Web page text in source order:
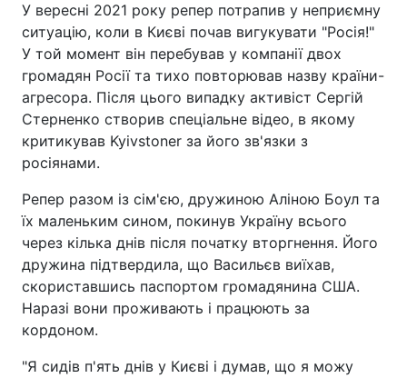
У вересні 2021 року репер потрапив у неприємну
ситуацію, коли в Києві почав вигукувати "Росія!"
У той момент він перебував у компанії двох
громадян Росії та тихо повторював назву країни-
агресора. Після цього випадку активіст Сергій
Стерненко створив спеціальне відео, в якому
критикував Kyivstoner за його зв'язки з
росіянами.
Репер разом із сім'єю, дружиною Аліною Боул та
їх маленьким сином, покинув Україну всього
через кілька днів після початку вторгнення. Його
дружина підтвердила, що Васильєв виїхав,
скориставшись паспортом громадянина США.
Наразі вони проживають і працюють за
кордоном.
"Я сидів п'ять днів у Києві і думав, що я можу